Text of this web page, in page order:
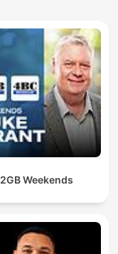
2GB Weekends